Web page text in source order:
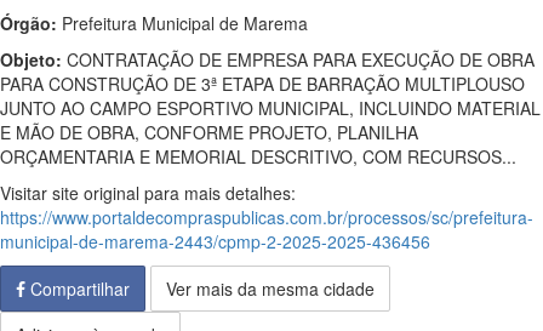
Órgão: Prefeitura Municipal de Marema
Objeto: CONTRATAÇÃO DE EMPRESA PARA EXECUÇÃO DE OBRA
PARA CONSTRUÇÃO DE 3ª ETAPA DE BARRAÇÃO MULTIPLOUSO
JUNTO AO CAMPO ESPORTIVO MUNICIPAL, INCLUINDO MATERIAL
E MÃO DE OBRA, CONFORME PROJETO, PLANILHA
ORÇAMENTARIA E MEMORIAL DESCRITIVO, COM RECURSOS...
Visitar site original para mais detalhes:
https://www.portaldecompraspublicas.com.br/processos/sc/prefeitura-
municipal-de-marema-2443/cpmp-2-2025-2025-436456
Compartilhar
Ver mais da mesma cidade